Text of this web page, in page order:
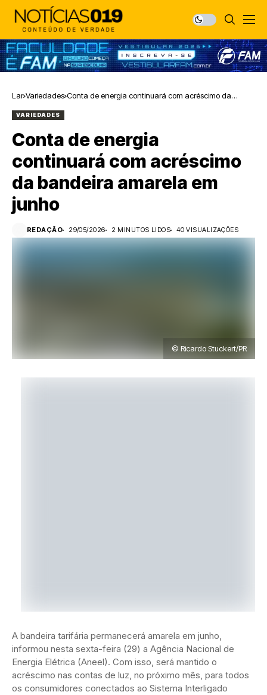
Lar Variedades Conta de energia continuará com acréscimo da
VARIEDADES
Conta de energia
continuará com acréscimo
da bandeira amarela em
junho
REDAÇÃO 29/05/2026 2 MINUTOS LIDOS 40 VISUALIZAÇÕES
© Ricardo Stuckert/PR
A bandeira tarifária permanecerá amarela em junho,
informou nesta sexta-feira (29) a Agência Nacional de
Energia Elétrica (Aneel). Com isso, será mantido o
acréscimo nas contas de luz, no próximo mês, para todos
os consumidores conectados ao Sistema Interligado